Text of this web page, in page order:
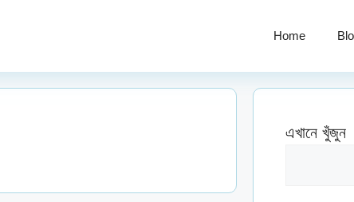
Home
এখানে খুঁজুন